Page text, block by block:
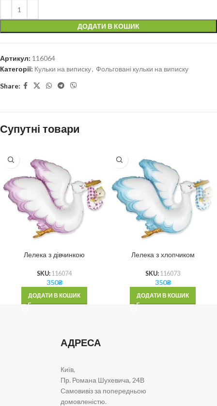
ДОДАТИ В КОШИК
Артикул: 116064
Категорії: Кульки на виписку, Фольговані кульки на виписку
Share:
Супутні товари
Лелека з дівчинкою
SKU: 116074
350₴
ДОДАТИ В КОШИК
Лелека з хлопчиком
SKU: 116073
350₴
ДОДАТИ В КОШИК
АДРЕСА
Київ,
Пр. Романа Шухевича, 24В
Самовивіз за попередньою
домовленістю.